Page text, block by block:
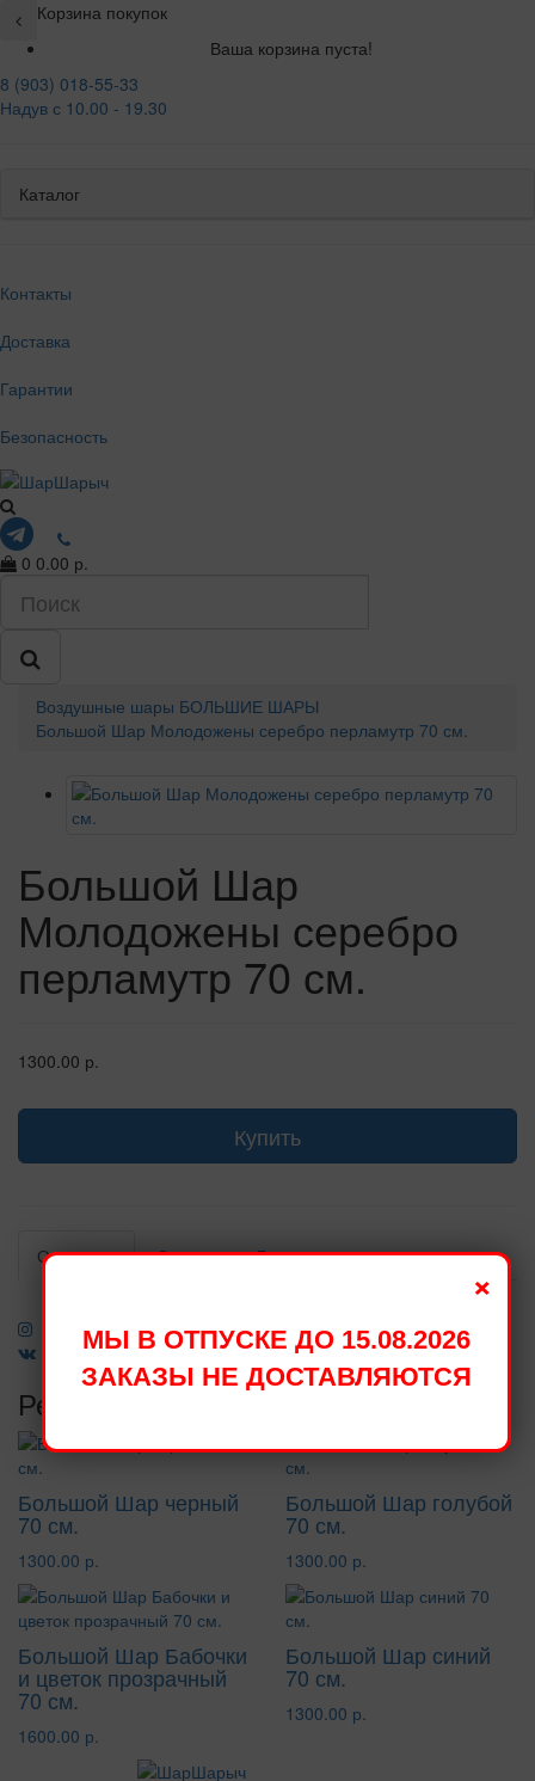
Корзина покупок
Ваша корзина пуста!
8 (903) 018-55-33
Надув с 10.00 - 19.30
Каталог
Контакты
Доставка
Гарантии
Безопасность
0 0.00 р.
Воздушные шары БОЛЬШИЕ ШАРЫ
Большой Шар Молодожены серебро перламутр 70 см.
Большой Шар
Молодожены серебро
перламутр 70 см.
1300.00 р.
Купить
Описание Отзывы Гарантии
Рекомендуемые товары
Большой Шар черный
70 см.
1300.00 р.
Большой Шар голубой
70 см.
1300.00 р.
Большой Шар Бабочки
и цветок прозрачный
70 см.
1600.00 р.
Большой Шар синий
70 см.
1300.00 р.
×
МЫ В ОТПУСКЕ ДО 15.08.2026
ЗАКАЗЫ НЕ ДОСТАВЛЯЮТСЯ